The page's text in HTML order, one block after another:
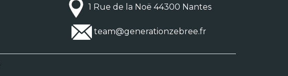
1 Rue de la Noë 44300 Nantes
team@generationzebree.fr